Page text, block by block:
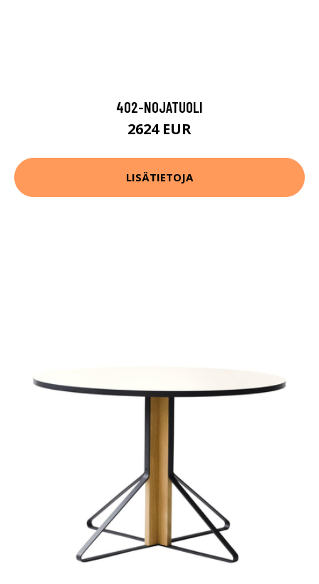
402-NOJATUOLI
2624 EUR
LISÄTIETOJA